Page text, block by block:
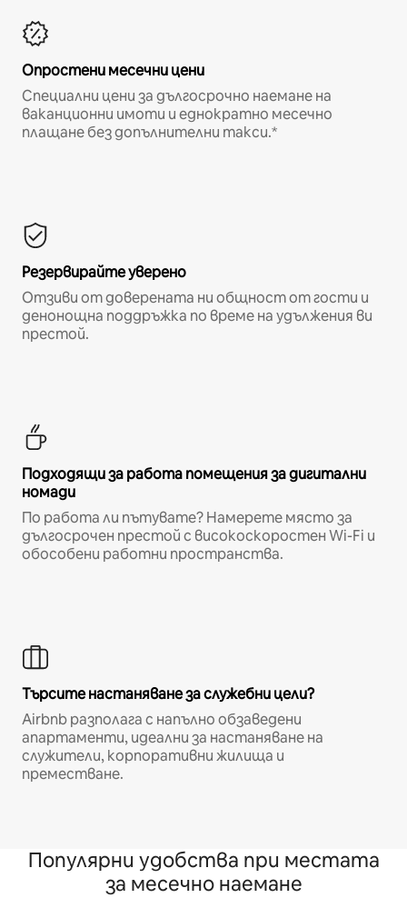
Опростени месечни цени
Специални цени за дългосрочно наемане на
ваканционни имоти и еднократно месечно
плащане без допълнителни такси.*
Резервирайте уверено
Отзиви от доверената ни общност от гости и
денонощна поддръжка по време на удължения ви
престой.
Подходящи за работа помещения за дигитални
номади
По работа ли пътувате? Намерете място за
дългосрочен престой с високоскоростен Wi-Fi и
обособени работни пространства.
Търсите настаняване за служебни цели?
Airbnb разполага с напълно обзаведени
апартаменти, идеални за настаняване на
служители, корпоративни жилища и
преместване.
Популярни удобства при местата
за месечно наемане